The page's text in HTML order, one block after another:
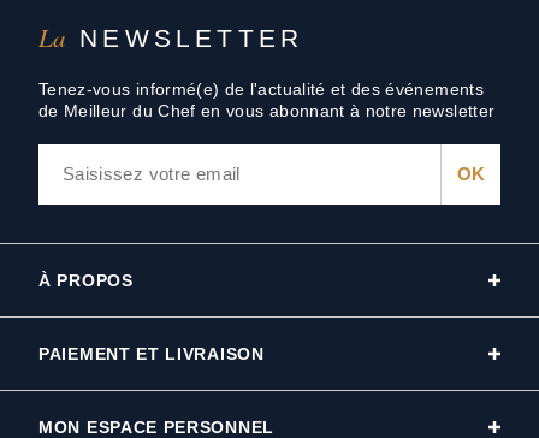
La NEWSLETTER
Tenez-vous informé(e) de l'actualité et des événements
de Meilleur du Chef en vous abonnant à notre newsletter
À PROPOS
PAIEMENT ET LIVRAISON
MON ESPACE PERSONNEL